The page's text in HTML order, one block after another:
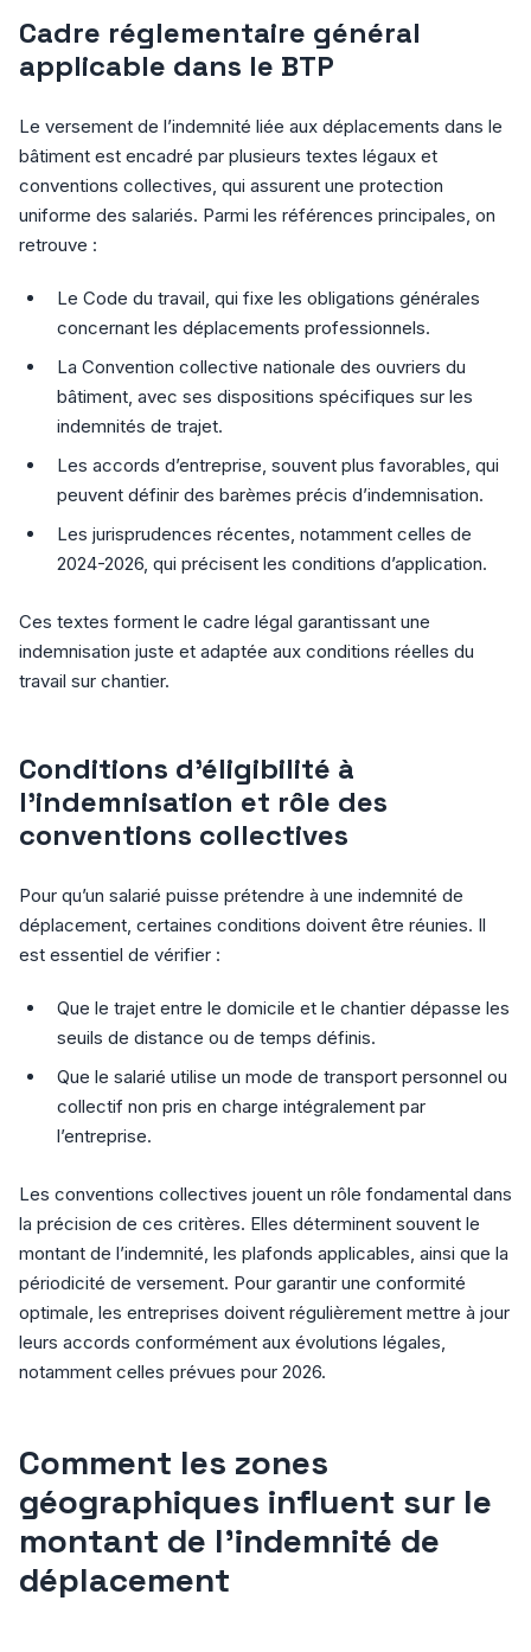
Cadre réglementaire général
applicable dans le BTP
Le versement de l’indemnité liée aux déplacements dans le
bâtiment est encadré par plusieurs textes légaux et
conventions collectives, qui assurent une protection
uniforme des salariés. Parmi les références principales, on
retrouve :
Le Code du travail, qui fixe les obligations générales
concernant les déplacements professionnels.
La Convention collective nationale des ouvriers du
bâtiment, avec ses dispositions spécifiques sur les
indemnités de trajet.
Les accords d’entreprise, souvent plus favorables, qui
peuvent définir des barèmes précis d’indemnisation.
Les jurisprudences récentes, notamment celles de
2024-2026, qui précisent les conditions d’application.
Ces textes forment le cadre légal garantissant une
indemnisation juste et adaptée aux conditions réelles du
travail sur chantier.
Conditions d’éligibilité à
l’indemnisation et rôle des
conventions collectives
Pour qu’un salarié puisse prétendre à une indemnité de
déplacement, certaines conditions doivent être réunies. Il
est essentiel de vérifier :
Que le trajet entre le domicile et le chantier dépasse les
seuils de distance ou de temps définis.
Que le salarié utilise un mode de transport personnel ou
collectif non pris en charge intégralement par
l’entreprise.
Les conventions collectives jouent un rôle fondamental dans
la précision de ces critères. Elles déterminent souvent le
montant de l’indemnité, les plafonds applicables, ainsi que la
périodicité de versement. Pour garantir une conformité
optimale, les entreprises doivent régulièrement mettre à jour
leurs accords conformément aux évolutions légales,
notamment celles prévues pour 2026.
Comment les zones
géographiques influent sur le
montant de l’indemnité de
déplacement